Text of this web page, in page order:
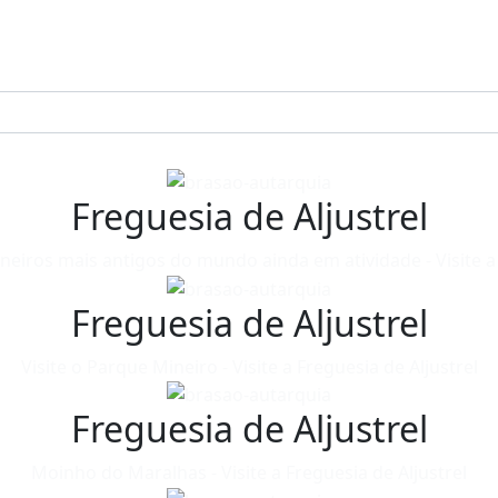
Freguesia de Aljustrel
Freguesia de Aljustrel
Freguesia de Aljustrel